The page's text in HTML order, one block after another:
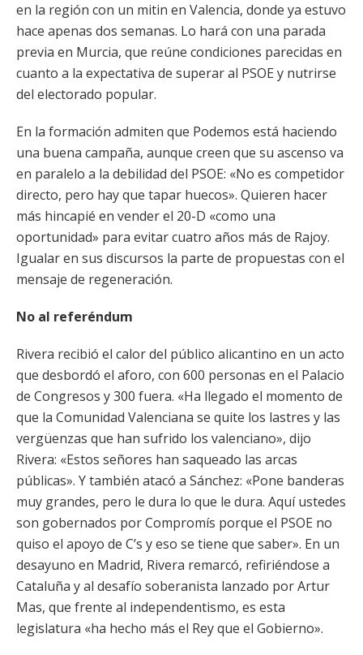
en la región con un mitin en Valencia, donde ya estuvo
hace apenas dos semanas. Lo hará con una parada
previa en Murcia, que reúne condiciones parecidas en
cuanto a la expectativa de superar al PSOE y nutrirse
del electorado popular.
En la formación admiten que Podemos está haciendo
una buena campaña, aunque creen que su ascenso va
en paralelo a la debilidad del PSOE: «No es competidor
directo, pero hay que tapar huecos». Quieren hacer
más hincapié en vender el 20-D «como una
oportunidad» para evitar cuatro años más de Rajoy.
Igualar en sus discursos la parte de propuestas con el
mensaje de regeneración.
No al referéndum
Rivera recibió el calor del público alicantino en un acto
que desbordó el aforo, con 600 personas en el Palacio
de Congresos y 300 fuera. «Ha llegado el momento de
que la Comunidad Valenciana se quite los lastres y las
vergüenzas que han sufrido los valenciano», dijo
Rivera: «Estos señores han saqueado las arcas
públicas». Y también atacó a Sánchez: «Pone banderas
muy grandes, pero le dura lo que le dura. Aquí ustedes
son gobernados por Compromís porque el PSOE no
quiso el apoyo de C’s y eso se tiene que saber». En un
desayuno en Madrid, Rivera remarcó, refiriéndose a
Cataluña y al desafío soberanista lanzado por Artur
Mas, que frente al independentismo, es esta
legislatura «ha hecho más el Rey que el Gobierno».